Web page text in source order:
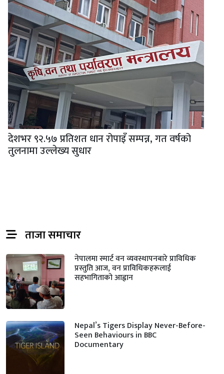
देशभर ९२.५७ प्रतिशत धान रोपाइँ सम्पन्न, गत वर्षको
तुलनामा उल्लेख्य सुधार
ताजा समाचार
नेपालमा स्मार्ट वन व्यवस्थापनबारे प्राविधिक
प्रस्तुति आज, वन प्राविधिकहरूलाई
सहभागिताको आह्वान
Nepal’s Tigers Display Never-Before-
Seen Behaviours in BBC
Documentary